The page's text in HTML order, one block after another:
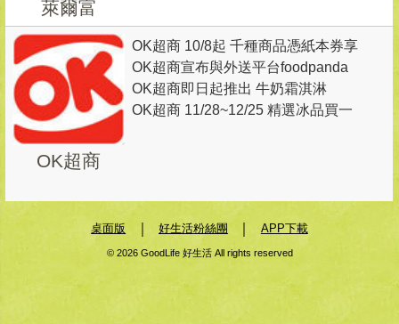
萊爾富
OK超商
OK超商 10/8起 千種商品憑紙本券享
10％回饋
OK超商宣布與外送平台foodpanda
合作， 11/22起 於雙北10間門市推
出點餐外送服務
OK超商即日起推出 牛奶霜淇淋
OK超商 11/28~12/25 精選冰品買一
桌面版 好生活粉絲團 APP下載
© 2026 GoodLife 好生活 All rights reserved